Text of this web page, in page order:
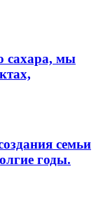
сахара, мы
семьи
годы.